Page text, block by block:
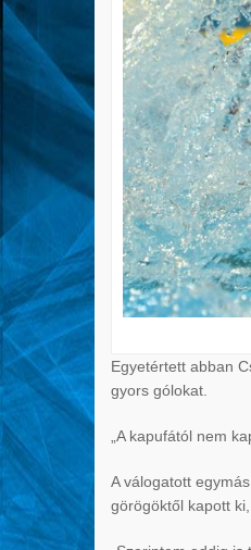
Egyetértett abban
gyors gólokat.
„A kapufától nem
A válogatott
görögöktől kapott